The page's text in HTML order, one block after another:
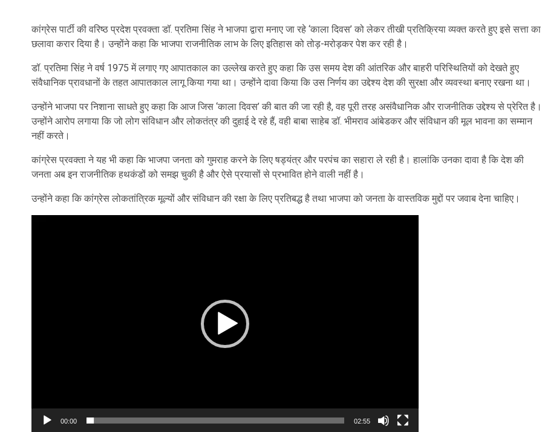
कांग्रेस पार्टी की वरिष्ठ प्रदेश प्रवक्ता डॉ. प्रतिमा सिंह ने भाजपा द्वारा मनाए जा रहे ‘काला दिवस’ को लेकर तीखी प्रतिक्रिया व्यक्त करते हुए इसे सत्ता का
छलावा करार दिया है। उन्होंने कहा कि भाजपा राजनीतिक लाभ के लिए इतिहास को तोड़-मरोड़कर पेश कर रही है।
डॉ. प्रतिमा सिंह ने वर्ष 1975 में लगाए गए आपातकाल का उल्लेख करते हुए कहा कि उस समय देश की आंतरिक और बाहरी परिस्थितियों को देखते हुए
संवैधानिक प्रावधानों के तहत आपातकाल लागू किया गया था। उन्होंने दावा किया कि उस निर्णय का उद्देश्य देश की सुरक्षा और व्यवस्था बनाए रखना था।
उन्होंने भाजपा पर निशाना साधते हुए कहा कि आज जिस ‘काला दिवस’ की बात की जा रही है, वह पूरी तरह असंवैधानिक और राजनीतिक उद्देश्य से प्रेरित है।
उन्होंने आरोप लगाया कि जो लोग संविधान और लोकतंत्र की दुहाई दे रहे हैं, वही बाबा साहेब डॉ. भीमराव आंबेडकर और संविधान की मूल भावना का सम्मान
नहीं करते।
कांग्रेस प्रवक्ता ने यह भी कहा कि भाजपा जनता को गुमराह करने के लिए षड्यंत्र और परपंच का सहारा ले रही है। हालांकि उनका दावा है कि देश की
जनता अब इन राजनीतिक हथकंडों को समझ चुकी है और ऐसे प्रयासों से प्रभावित होने वाली नहीं है।
उन्होंने कहा कि कांग्रेस लोकतांत्रिक मूल्यों और संविधान की रक्षा के लिए प्रतिबद्ध है तथा भाजपा को जनता के वास्तविक मुद्दों पर जवाब देना चाहिए।
00:00 02:55